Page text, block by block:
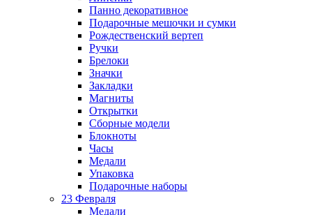
Панно декоративное
Подарочные мешочки и сумки
Рождественский вертеп
Ручки
Брелоки
Значки
Закладки
Магниты
Открытки
Сборные модели
Блокноты
Часы
Медали
Упаковка
Подарочные наборы
23 Февраля
Медали